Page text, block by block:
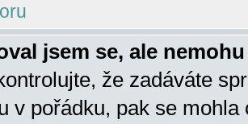
jsem se, ale
že zadáváte
v pořádku, pak se